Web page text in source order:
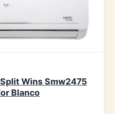
Wins Smw2475
Blanco